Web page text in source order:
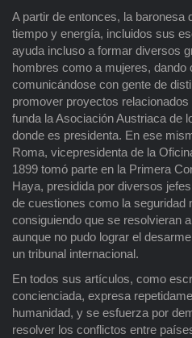
A partir de entonces, la baronesa
tiempo y energía, incluidos sus
ayuda incluso a formar diversos
hombres como a mujeres, dando
comunicándose con gente de
promover proyectos
funda la Asociación Austriaca de
donde es presidenta. En ese
Roma, vicepresidenta de la
1899 tomó parte en la Primera
Haya, presidida por diversos
de cuestiones como la seguridad
consiguiendo que se resolvieran
aunque no pudo lograr el
un tribunal internacional.
En todos sus artículos, como
concienciada, expresa
humanidad, y se esfuerza por
resolver los conflictos entre